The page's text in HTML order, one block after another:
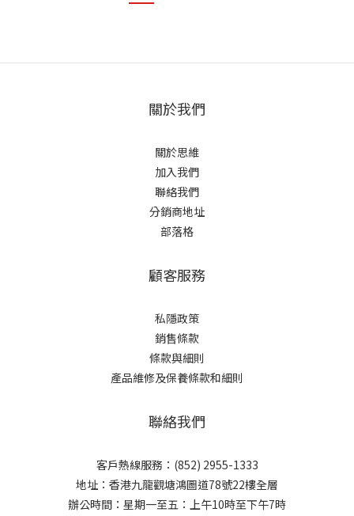
關於我們
關於思維
加入我們
聯絡我們
分銷商地址
部落格
顧客服務
私隱政策
銷售條款
條款與細則
產品維修及保養條款和細則
聯絡我們
客戶熱線服務：(852) 2955-1333
地址：香港九龍觀塘鴻圖道78號22樓全層
辦公時間：星期一至五：上午10時至下午7時